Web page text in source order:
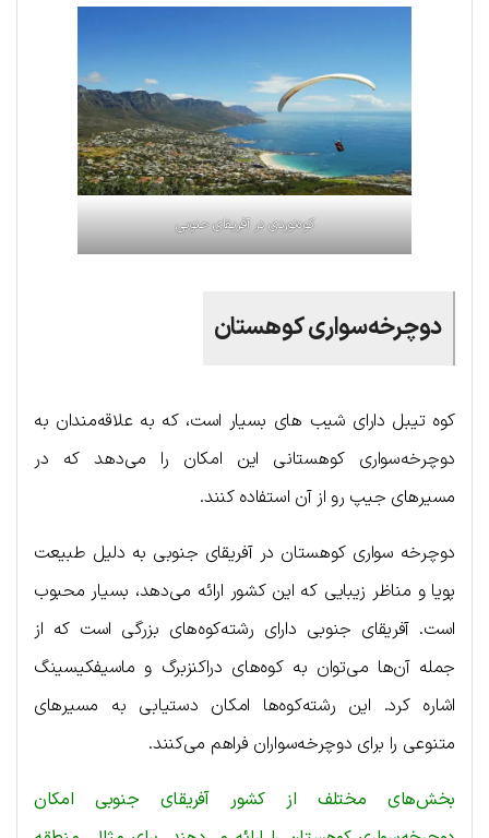
کوه‌نوردی در آفریقای حنوبی
دوچرخه‌سواری کوهستان
کوه تیبل دارای شیب های بسیار است، که به علاقه‌مندان به
دوچرخه‌سواری کوهستانی این امکان را می‌دهد که در
مسیرهای جیپ رو از آن استفاده کنند.
دوچرخه سواری کوهستان در آفریقای جنوبی به دلیل طبیعت
پویا و مناظر زیبایی که این کشور ارائه می‌دهد، بسیار محبوب
است. آفریقای جنوبی دارای رشته‌کوه‌های بزرگی است که از
جمله آن‌ها می‌توان به کوه‌های دراکنزبرگ و ماسیفکیسینگ
اشاره کرد. این رشته‌کوه‌ها امکان دستیابی به مسیرهای
متنوعی را برای دوچرخه‌سواران فراهم می‌کنند.
بخش‌های مختلف از کشور آفریقای جنوبی امکان